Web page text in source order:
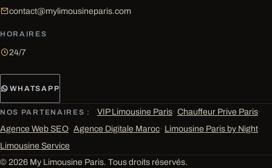
contact@mylimousineparis.com
HORAIRES
24/7
WHATSAPP
NOS PARTENAIRES : VIP Limousine Paris· Chauffeur Prive Paris·
Agence Web SEO· Agence Digitale Maroc· Limousine Paris by Night·
Limousine Service
© 2026 My Limousine Paris. Tous droits réservés.